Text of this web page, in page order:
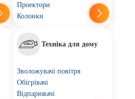
Проектори
Колонки
Техніка для дому
Зволожувачі повітря
Обігрівачі
Відпарювачі